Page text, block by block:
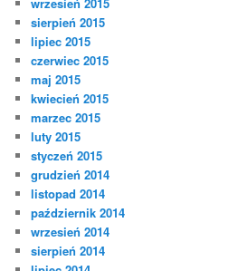
sierpień 2015
lipiec 2015
czerwiec 2015
maj 2015
kwiecień 2015
marzec 2015
luty 2015
styczeń 2015
grudzień 2014
listopad 2014
październik 2014
wrzesień 2014
sierpień 2014